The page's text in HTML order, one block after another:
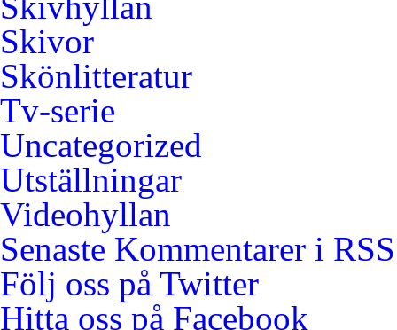
Skivor
Skönlitteratur
Tv-serie
Uncategorized
Utställningar
Videohyllan
Senaste Kommentarer i RSS
Följ oss på Twitter
Hitta oss på Facebook